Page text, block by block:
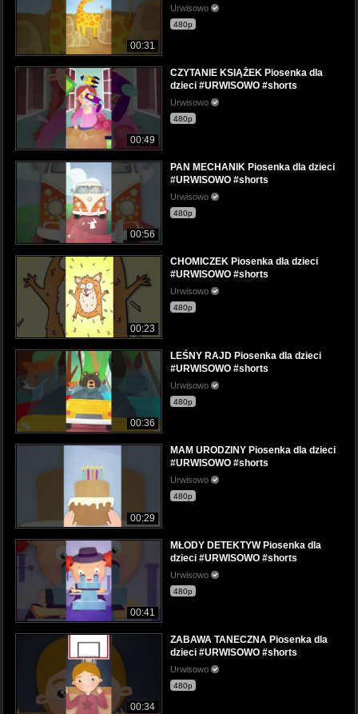
00:31
Urwisowo
480p
00:49
CZYTANIE KSIĄŻEK Piosenka dla
dzieci #URWISOWO #shorts
Urwisowo
480p
00:56
PAN MECHANIK Piosenka dla dzieci
#URWISOWO #shorts
Urwisowo
480p
00:23
CHOMICZEK Piosenka dla dzieci
#URWISOWO #shorts
Urwisowo
480p
00:36
LEŚNY RAJD Piosenka dla dzieci
#URWISOWO #shorts
Urwisowo
480p
00:29
MAM URODZINY Piosenka dla dzieci
#URWISOWO #shorts
Urwisowo
480p
00:41
MŁODY DETEKTYW Piosenka dla
dzieci #URWISOWO #shorts
Urwisowo
480p
00:34
ZABAWA TANECZNA Piosenka dla
dzieci #URWISOWO #shorts
Urwisowo
480p